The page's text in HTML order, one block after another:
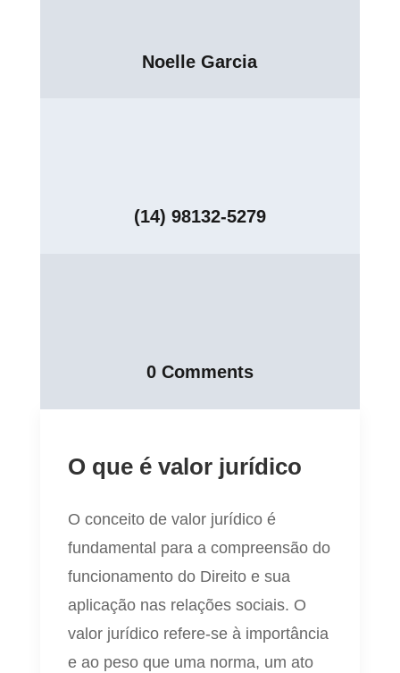
Noelle Garcia
(14) 98132-5279
0 Comments
O que é valor jurídico
O conceito de valor jurídico é
fundamental para a compreensão do
funcionamento do Direito e sua
aplicação nas relações sociais. O
valor jurídico refere-se à importância
e ao peso que uma norma, um ato